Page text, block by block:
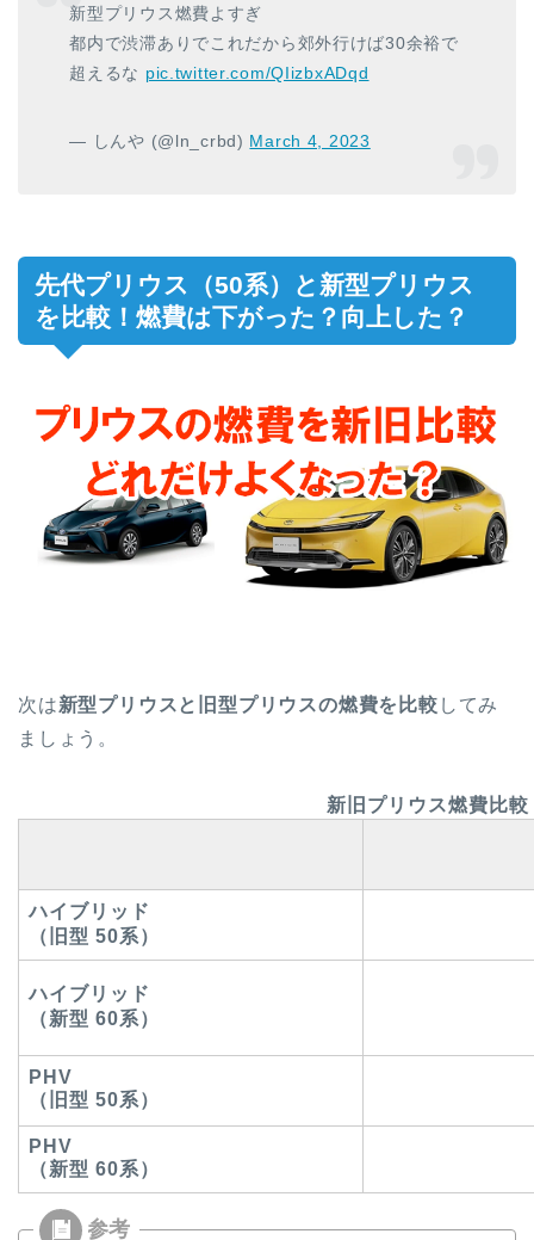
新型プリウス燃費よすぎ
都内で渋滞ありでこれだから郊外行けば30余裕で
超えるな pic.twitter.com/QIizbxADqd
— しんや (@ln_crbd) March 4, 2023
先代プリウス（50系）と新型プリウス
を比較！燃費は下がった？向上した？
次は新型プリウスと旧型プリウスの燃費を比較 してみ
ましょう。
新旧プリウス燃費比較
ハイブリッド
（旧型 50系）
ハイブリッド
（新型 60系）
PHV
（旧型 50系）
PHV
（新型 60系）